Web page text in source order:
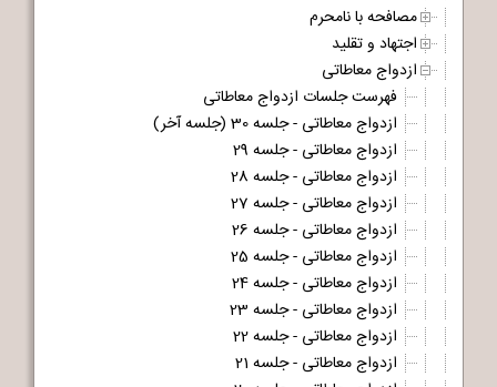
مصافحه با نامحرم
اجتهاد و تقلید
ازدواج معاطاتی
فهرست جلسات ازدواج معاطاتی
ازدواج معاطاتی - جلسه 30 (جلسه آخر)
ازدواج معاطاتی - جلسه 29
ازدواج معاطاتی - جلسه 28
ازدواج معاطاتی - جلسه 27
ازدواج معاطاتی - جلسه 26
ازدواج معاطاتی - جلسه 25
ازدواج معاطاتی - جلسه 24
ازدواج معاطاتی - جلسه 23
ازدواج معاطاتی - جلسه 22
ازدواج معاطاتی - جلسه 21